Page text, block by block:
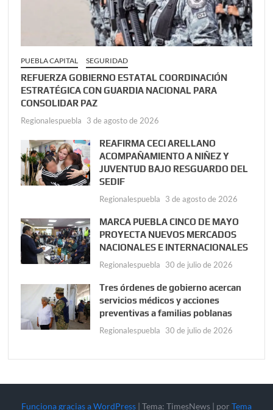
PUEBLA CAPITAL SEGURIDAD
REFUERZA GOBIERNO ESTATAL COORDINACIÓN
ESTRATÉGICA CON GUARDIA NACIONAL PARA
CONSOLIDAR PAZ
Regionalespuebla 3 de agosto de 2026
REAFIRMA CECI ARELLANO
ACOMPAÑAMIENTO A NIÑEZ Y
JUVENTUD BAJO RESGUARDO DEL
SEDIF
Regionalespuebla 3 de agosto de 2026
MARCA PUEBLA CINCO DE MAYO
PROYECTA NUEVOS MERCADOS
NACIONALES E INTERNACIONALES
Regionalespuebla 30 de julio de 2026
Tres órdenes de gobierno acercan
servicios médicos y acciones
preventivas a familias poblanas
Regionalespuebla 30 de julio de 2026
Funciona gracias a WordPress | Tema: TimesNews | por Tema